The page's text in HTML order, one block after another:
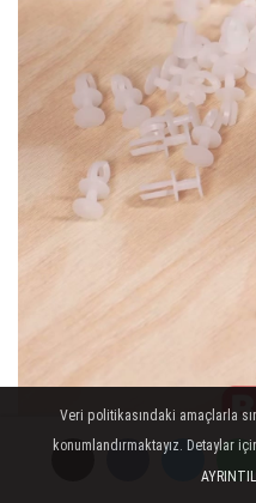
Veri politikasındaki amaçlarla
konumlandırmaktayız. Detaylar